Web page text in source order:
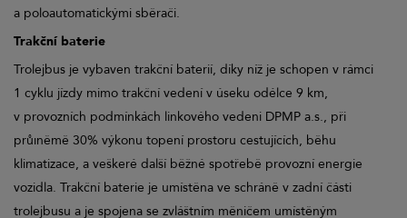
a poloautomatickými sběrači.
Trakční baterie
Trolejbus je vybaven trakční baterií, díky níž je schopen v rámci
1 cyklu jízdy mimo trakční vedení v úseku odélce 9 km,
v provozních podmínkách linkového vedeni DPMP a.s., při
průıněmě 30% výkonu topení prostoru cestujících, běhu
klimatizace, a veškeré další běžné spotřebě provozní energie
vozidla. Trakční baterie je umístěna ve schráně v zadní části
trolejbusu a je spojena se zvláštním měničem umístěným